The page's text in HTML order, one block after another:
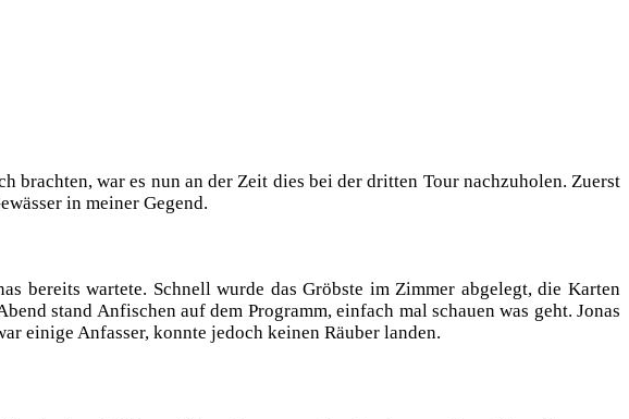
brach­ten, war es nun an der Zeit dies bei der drit­ten Tour nach­zu­ho­len. Zuerst
in mei­ner Gegend.
bereits war­te­te. Schnell wur­de das Gröbs­te im Zim­mer abge­legt, die Kar­ten
stand Anfi­schen auf dem Pro­gramm, ein­fach mal schau­en was geht. Jonas
eini­ge Anfas­ser, konn­te jedoch kei­nen Räu­ber landen.